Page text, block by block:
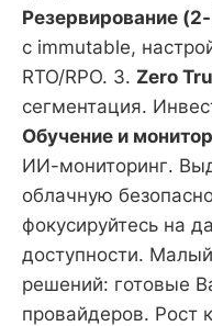
Резервирование
с immutable,
RTO/RPO. 3. Zero
сегментация.
Обучение и
ИИ-мониторинг.
облачную
фокусируйтесь на
доступности.
решений: готовые
провайдеров. Рост